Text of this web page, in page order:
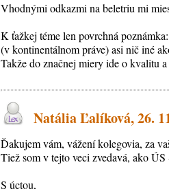
Vhodnými odkazmi na beletriu mi
K ťažkej téme len povrchná
(v kontinentálnom práve) asi nič iné
Takže do značnej miery ide o kvalitu
Natália Ľalíková, 26.
Ďakujem vám, vážení kolegovia, za
Tiež som v tejto veci zvedavá, ako ÚS
S úctou,